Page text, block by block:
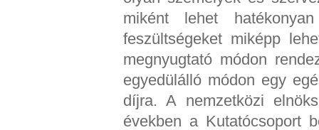
miként lehet
feszültségeket miképp
megnyugtató módon
egyedülálló módon egy
díjra. A nemzetközi
években a Kutatócsoport